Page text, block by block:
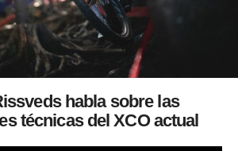
habla sobre las
técnicas del XCO actual